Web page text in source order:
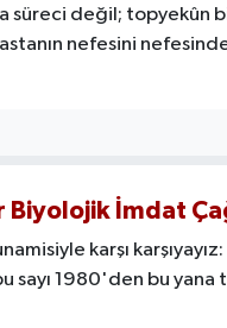
süreci değil; topyekûn
nefesini nefesinde
İmdat
karşı
sayı 1980'den bu yana